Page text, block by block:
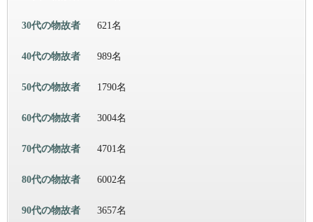
30代の物故者 621名
40代の物故者 989名
50代の物故者 1790名
60代の物故者 3004名
70代の物故者 4701名
80代の物故者 6002名
90代の物故者 3657名